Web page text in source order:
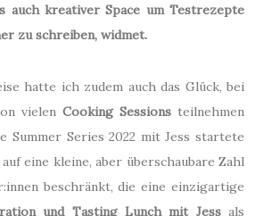
auch kreativer Space um Testrezepte
zu schreiben, widmet.
hatte ich zudem auch das Glück, bei
vielen Cooking Sessions teilnehmen
Summer Series 2022 mit Jess startete
eine kleine, aber überschaubare Zahl
beschränkt, die eine einzigartige
und Tasting Lunch mit Jessals